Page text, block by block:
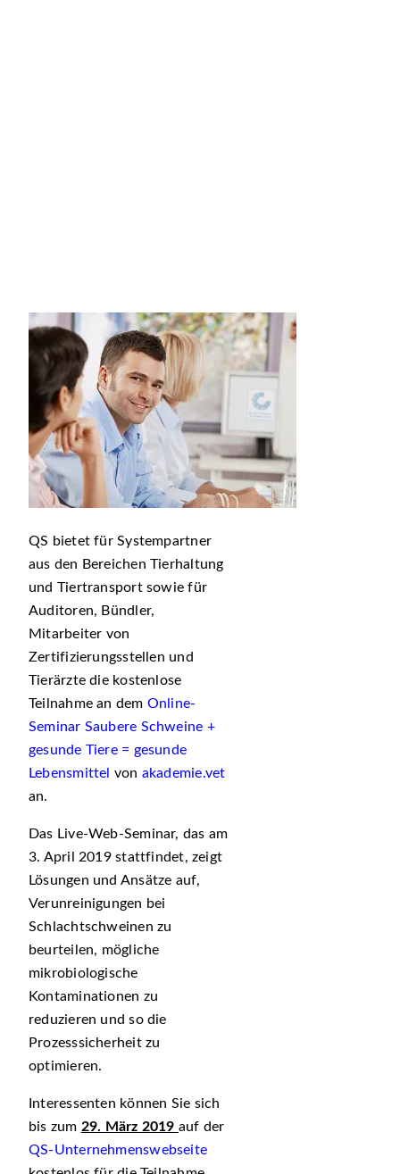
QS bietet für Systempartner
aus den Bereichen Tierhaltung
und Tiertransport sowie für
Auditoren, Bündler,
Mitarbeiter von
Zertifizierungsstellen und
Tierärzte die kostenlose
Teilnahme an dem Online-
Seminar Saubere Schweine +
gesunde Tiere = gesunde
Lebensmittel von akademie.vet
an.
Das Live-Web-Seminar, das am
3. April 2019 stattfindet, zeigt
Lösungen und Ansätze auf,
Verunreinigungen bei
Schlachtschweinen zu
beurteilen, mögliche
mikrobiologische
Kontaminationen zu
reduzieren und so die
Prozesssicherheit zu
optimieren.
Interessenten können Sie sich
bis zum 29. März 2019 auf der
QS-Unternehmenswebseite